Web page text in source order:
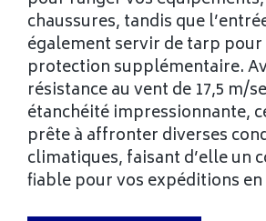
chaussures, tandis que
également servir de tarp pour
protection supplémentaire.
résistance au vent de 17,5 m/
étanchéité impressionnante,
prête à affronter diverses
climatiques, faisant d’elle un
fiable pour vos expéditions